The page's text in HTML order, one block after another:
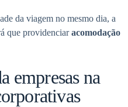
da viagem no mesmo dia, a
que providenciaracomodação
empresas na